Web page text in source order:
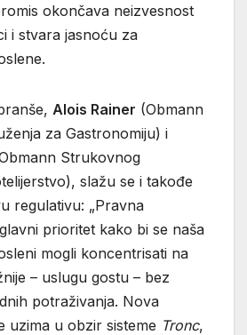
okončava neizvesnost
i stvara jasnoću za
Alois Rainer (Obmann
za Gastronomiju) i
Strukovnog
slažu se i takođe
regulativu: „Pravna
prioritet kako bi se naša
mogli koncentrisati na
– uslugu gostu – bez
potraživanja. Nova
uzima u obzir sisteme Tronc,